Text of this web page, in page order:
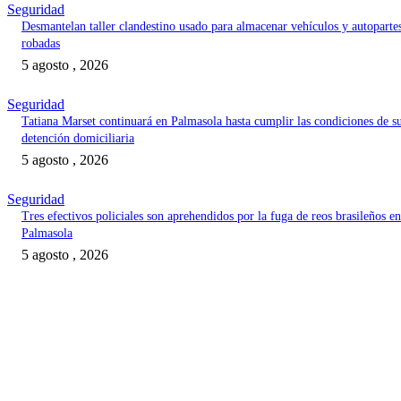
Seguridad
Desmantelan taller clandestino usado para almacenar vehículos y
robadas
5 agosto , 2026
Seguridad
Tatiana Marset continuará en Palmasola hasta cumplir las condiciones de
detención domiciliaria
5 agosto , 2026
Seguridad
Tres efectivos policiales son aprehendidos por la fuga de reos brasileños en
Palmasola
5 agosto , 2026